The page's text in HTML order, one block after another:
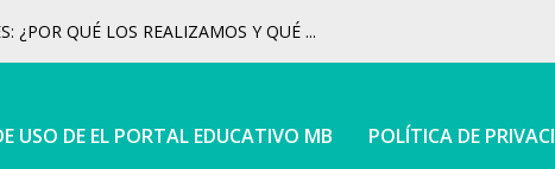
¿POR QUÉ LOS REALIZAMOS Y QUÉ ...
USO DE EL PORTAL EDUCATIVO MB POLÍTICA DE